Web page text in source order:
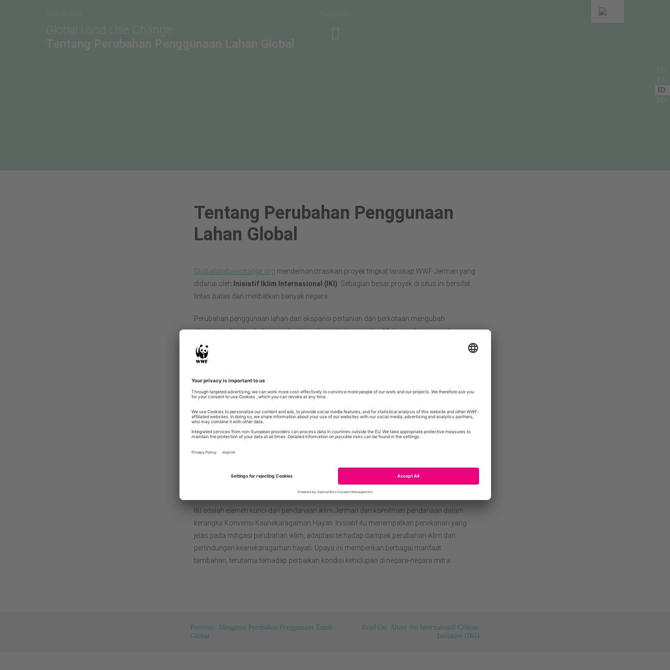
ID
Tentang Perubahan Penggunaan
Lahan Global
Globallandusechange.org mendemonstrasikan proyek tingkat lanskap WWF Jerman yang
didanai oleh Inisiatif Iklim Internasional (IKI) . Sebagian besar proyek di situs ini bersifat
lintas batas dan melibatkan banyak negara.
Perubahan penggunaan lahan dari ekspansi pertanian dan perkotaan mengubah
ekosistem di seluruh dunia – dari hutan hujan Indonesia dan Malaysia, hingga padang
rumput tropis Kolombia dan lahan basah Paraguay – dengan implikasi negatif yang
mendalam untuk perubahan iklim, keanekaragaman hayati dan ekonomi pedesaan.
Kegiatan Lanskap WWF bertujuan untuk mengintegrasikan konservasi, penggunaan
lahan yang berkelanjutan dan, jika perlu, memulihkan lanskap untuk mempertahankan
Solusi pada tingkat lansekap membutuhkan pemangku kepentingan mulai dari
masyarakat sipil, pemerintah dan sektor swasta bekerja sama untuk menemukan solusi
dan mengatasi tantangan yang sedang kita hadapi saat ini. Membawa para pemangku
lingkungan jangka panjang yang kolaboratif, merupakan elemen kunci dari proyek lanskap
IKI adalah elemen kunci dari pendanaan iklim Jerman dan komitmen pendanaan dalam
kerangka Konvensi Keanekaragaman Hayati. Inisiatif itu menempatkan penekanan yang
jelas pada mitigasi perubahan iklim, adaptasi terhadap dampak perubahan iklim dan
perlindungan keanekaragaman hayati. Upaya ini memberikan berbagai manfaat
tambahan, terutama terhadap perbaikan kondisi kehidupan di negara-negara mitra.
Previous: Mengenai Perubahan Penggunaan Tanah
Global
Read On: About the International Climate
Initiative (IKI)